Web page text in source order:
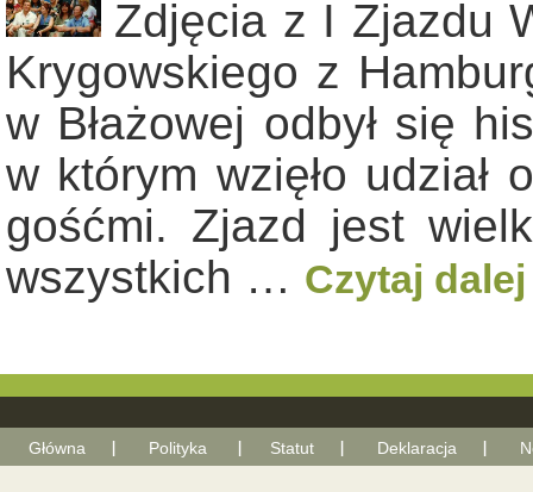
Zdjęcia z I Zjazdu
Krygowskiego z
w Błażowej odbył się
w którym wzięło udział
gośćmi. Zjazd jest
wszystkich … Czytaj
Główna Polityka Statut Deklaracja With